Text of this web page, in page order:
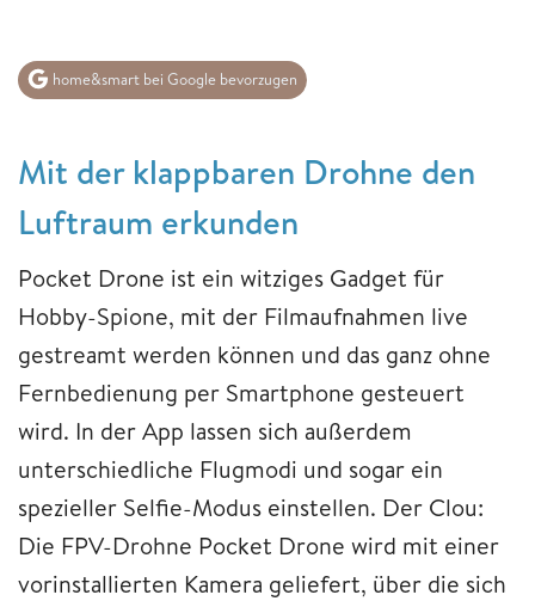
home&smart bei Google bevorzugen
Mit der klappbaren Drohne den
Luftraum erkunden
Pocket Drone ist ein witziges Gadget für
Hobby-Spione, mit der Filmaufnahmen live
gestreamt werden können und das ganz ohne
Fernbedienung per Smartphone gesteuert
wird. In der App lassen sich außerdem
unterschiedliche Flugmodi und sogar ein
spezieller Selfie-Modus einstellen. Der Clou:
Die FPV-Drohne Pocket Drone wird mit einer
vorinstallierten Kamera geliefert, über die sich